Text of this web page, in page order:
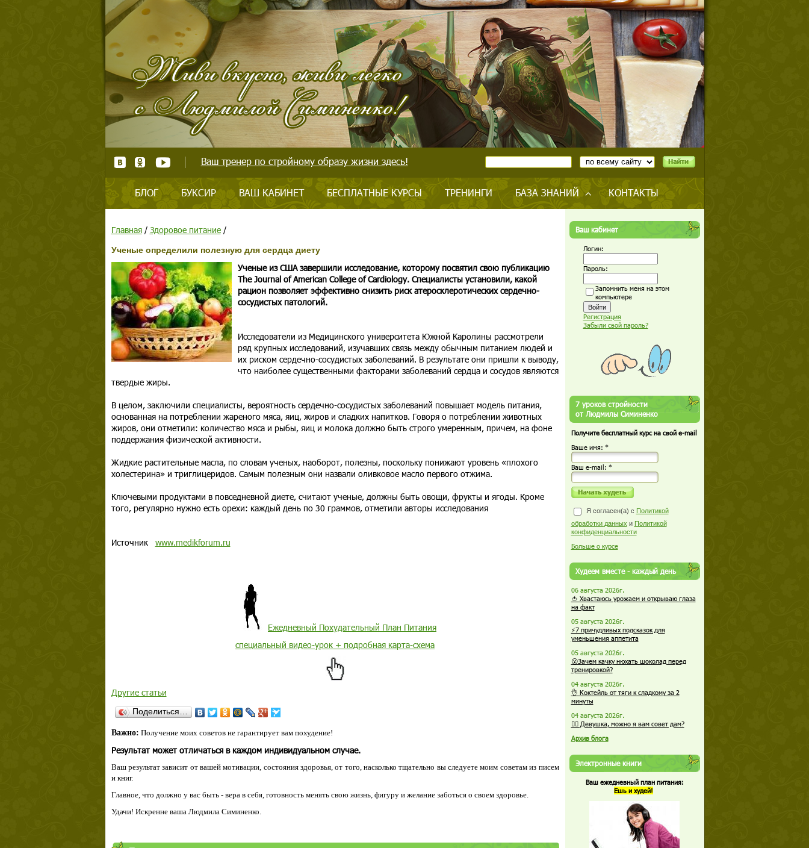
Ваш тренер по стройному образу жизни здесь!
БЛОГ БУКСИР ВАШ КАБИНЕТ БЕСПЛАТНЫЕ КУРСЫ ТРЕНИНГИ БАЗА ЗНАНИЙ КОНТАКТЫ
Главная/ Здоровое питание/
Ученые определили полезную для сердца диету
Ученые из США завершили исследование, которому посвятил свою публикацию
The Journal of American College of Cardiology. Специалисты установили, какой
рацион позволяет эффективно снизить риск атеросклеротических сердечно-
сосудистых патологий.
Исследователи из Медицинского университета Южной Каролины рассмотрели
ряд крупных исследований, изучавших связь между обычным питанием людей и
их риском сердечно-сосудистых заболеваний. В результате они пришли к выводу,
что наиболее существенными факторами заболеваний сердца и сосудов являются
твердые жиры.
В целом, заключили специалисты, вероятность сердечно-сосудистых заболеваний повышает модель питания,
основанная на потреблении жареного мяса, яиц, жиров и сладких напитков. Говоря о потреблении животных
жиров, они отметили: количество мяса и рыбы, яиц и молока должно быть строго умеренным, причем, на фоне
поддержания физической активности.
Жидкие растительные масла, по словам ученых, наоборот, полезны, поскольку понижают уровень «плохого
холестерина» и триглицеридов. Самым полезным они назвали оливковое масло первого отжима.
Ключевыми продуктами в повседневной диете, считают ученые, должны быть овощи, фрукты и ягоды. Кроме
того, регулярно нужно есть орехи: каждый день по 30 граммов, отметили авторы исследования
Источник www.medikforum.ru
Ежедневный Похудательный План Питания
специальный видео-урок + подробная карта-схема
Другие статьи
Поделиться…
Важно: Получение моих советов не гарантирует вам похудение!
Результат может отличаться в каждом индивидуальном случае.
Ваш результат зависит от вашей мотивации, состояния здоровья, от того, насколько тщательно вы следуете моим советам из писем
и книг.
Главное, что должно у вас быть - вера в себя, готовность менять свою жизнь, фигуру и желание заботься о своем здоровье.
Удачи! Искренне ваша Людмила Симиненко.
Ваш кабинет
Логин:
Пароль:
Запомнить меня на этом
компьютере
Регистрация
Забыли свой пароль?
7 уроков стройности
от Людмилы Симиненко
Получите бесплатный курс на свой e-mail
Ваше имя: *
Ваш е-mail: *
Я согласен(а) с Политикой
обработки данных и Политикой
конфиденциальности
Больше о курсе
Худеем вместе - каждый день
06 августа 2026г.
🍅 Хвастаюсь урожаем и открываю глаза
на факт
05 августа 2026г.
⚡7 причудливых подсказок для
уменьшения аппетита
05 августа 2026г.
😮Зачем качку нюхать шоколад перед
тренировкой?
04 августа 2026г.
👌 Коктейль от тяги к сладкому за 2
минуты
04 августа 2026г.
🏋️‍♀️ Девушка, можно я вам совет дам?
Архив блога
Электронные книги
Ваш ежедневный план питания:
Ешь и худей!